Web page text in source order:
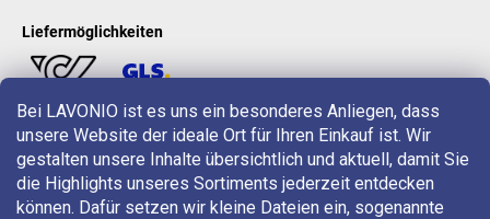
Bei LAVONIO ist es uns ein besonderes Anliegen, dass
unsere Website der ideale Ort für Ihren Einkauf ist. Wir
gestalten unsere Inhalte übersichtlich und aktuell, damit Sie
die Highlights unseres Sortiments jederzeit entdecken
können. Dafür setzen wir kleine Dateien ein, sogenannte
Liefermöglichkeiten
LAVONIO in der Welt